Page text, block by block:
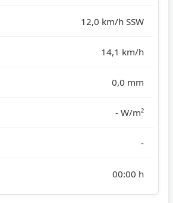
12,0 km/h SSW
14,1 km/h
0,0 mm
- W/m²
-
00:00 h